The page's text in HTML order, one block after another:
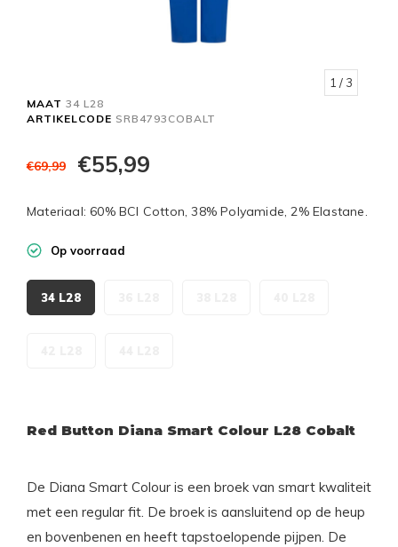
1 / 3
MAAT 34 L28
ARTIKELCODE SRB4793COBALT
€69,99 €55,99
Materiaal: 60% BCI Cotton, 38% Polyamide, 2% Elastane.
Op voorraad
34 L28
Red Button Diana Smart Colour L28 Cobalt
De Diana Smart Colour is een broek van smart kwaliteit
met een regular fit. De broek is aansluitend op de heup
en bovenbenen en heeft tapstoelopende pijpen. De